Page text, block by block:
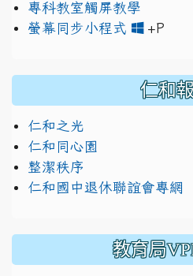
專科教室觸屏教學
螢幕同步小程式
+P
仁和
仁和之光
仁和同心園
整潔秩序
仁和國中退休聯誼會專網
教育局